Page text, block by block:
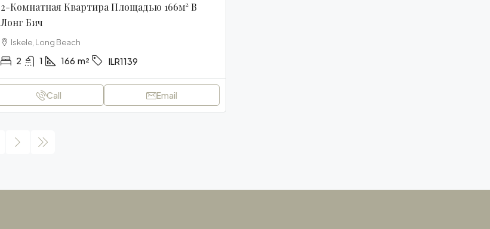
2-Комнатная Квартира Площадью 166м² В
Лонг Бич
Iskele, Long Beach
2 1 166 m² ILR1139
Call Email